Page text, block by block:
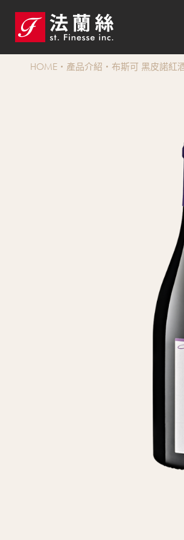
HOME 產品介紹 布斯可 黑皮諾紅
2021 James Suckling – 92
2019 James Suckling – 91
2018 James Suckling – 91
2016 Wine Spectator - 90
2015 James Suckling – 92
2009 Wine Advocate – 92
2002 Indy International Wine